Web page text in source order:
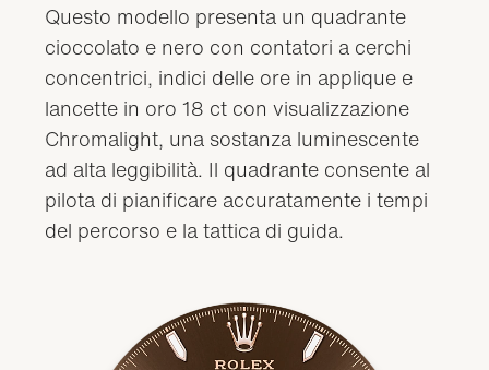
Questo modello presenta un quadrante
cioccolato e nero con contatori a cerchi
concentrici, indici delle ore in applique e
lancette in oro 18 ct con visualizzazione
Chromalight, una sostanza luminescente
ad alta leggibilità. Il quadrante consente al
pilota di pianificare accuratamente i tempi
del percorso e la tattica di guida.